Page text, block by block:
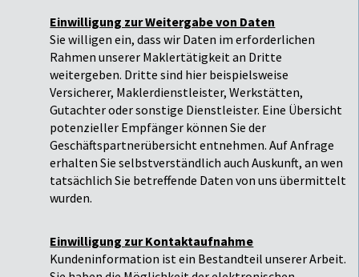
Einwilligung zur Weitergabe von Daten
Sie willigen ein, dass wir Daten im erforderlichen
Rahmen unserer Maklertätigkeit an Dritte
weitergeben. Dritte sind hier beispielsweise
Versicherer, Maklerdienstleister, Werkstätten,
Gutachter oder sonstige Dienstleister. Eine Übersicht
potenzieller Empfänger können Sie der
Geschäftspartnerübersicht entnehmen. Auf Anfrage
erhalten Sie selbstverständlich auch Auskunft, an wen
tatsächlich Sie betreffende Daten von uns übermittelt
wurden.
Einwilligung zur Kontaktaufnahme
Kundeninformation ist ein Bestandteil unserer Arbeit.